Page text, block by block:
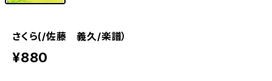
さくら(/佐藤 義久/楽譜）
¥880